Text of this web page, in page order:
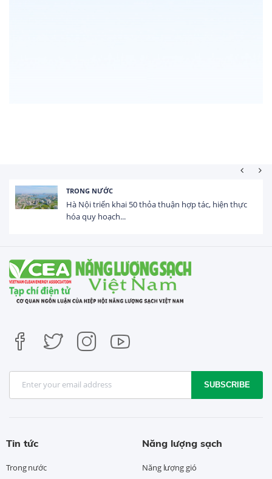
TRONG NƯỚC
Hà Nội triển khai 50 thỏa thuận hợp tác, hiện thực
hóa quy hoạch...
SUBSCRIBE
Tin tức
Trong nước
Năng lượng sạch
Năng lượng gió